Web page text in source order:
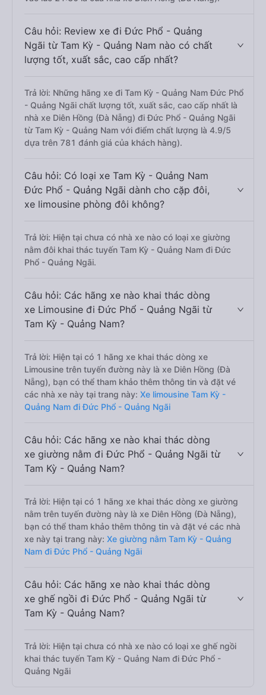
Câu hỏi: Review xe đi Đức Phổ - Quảng
Ngãi từ Tam Kỳ - Quảng Nam nào có chất
lượng tốt, xuất sắc, cao cấp nhất?
Trả lời: Những hãng xe đi Tam Kỳ - Quảng Nam Đức Phổ
- Quảng Ngãi chất lượng tốt, xuất sắc, cao cấp nhất là
nhà xe Diên Hồng (Đà Nẵng) đi Đức Phổ - Quảng Ngãi
từ Tam Kỳ - Quảng Nam với điểm chất lượng là 4.9/5
dựa trên 781 đánh giá của khách hàng).
Câu hỏi: Có loại xe Tam Kỳ - Quảng Nam
Đức Phổ - Quảng Ngãi dành cho cặp đôi,
xe limousine phòng đôi không?
Trả lời: Hiện tại chưa có nhà xe nào có loại xe giường
nằm đôi khai thác tuyến Tam Kỳ - Quảng Nam đi Đức
Phổ - Quảng Ngãi.
Câu hỏi: Các hãng xe nào khai thác dòng
xe Limousine đi Đức Phổ - Quảng Ngãi từ
Tam Kỳ - Quảng Nam?
Trả lời: Hiện tại có 1 hãng xe khai thác dòng xe
Limousine trên tuyến đường này là xe Diên Hồng (Đà
Nẵng), bạn có thể tham khảo thêm thông tin và đặt vé
các nhà xe này tại trang này: Xe limousine Tam Kỳ -
Quảng Nam đi Đức Phổ - Quảng Ngãi
Câu hỏi: Các hãng xe nào khai thác dòng
xe giường nằm đi Đức Phổ - Quảng Ngãi từ
Tam Kỳ - Quảng Nam?
Trả lời: Hiện tại có 1 hãng xe khai thác dòng xe giường
nằm trên tuyến đường này là xe Diên Hồng (Đà Nẵng),
bạn có thể tham khảo thêm thông tin và đặt vé các nhà
xe này tại trang này: Xe giường nằm Tam Kỳ - Quảng
Nam đi Đức Phổ - Quảng Ngãi
Câu hỏi: Các hãng xe nào khai thác dòng
xe ghế ngồi đi Đức Phổ - Quảng Ngãi từ
Tam Kỳ - Quảng Nam?
Trả lời: Hiện tại chưa có nhà xe nào có loại xe ghế ngồi
khai thác tuyến Tam Kỳ - Quảng Nam đi Đức Phổ -
Quảng Ngãi